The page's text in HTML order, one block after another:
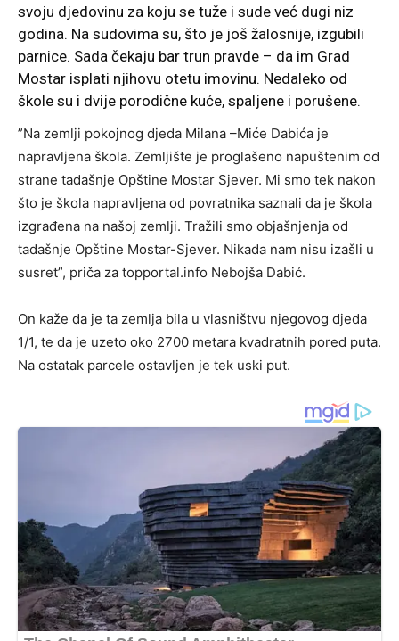
svoju djedovinu za koju se tuže i sude već dugi niz
godina. Na sudovima su, što je još žalosnije, izgubili
parnice. Sada čekaju bar trun pravde – da im Grad
Mostar isplati njihovu otetu imovinu. Nedaleko od
škole su i dvije porodične kuće, spaljene i porušene.
”Na zemlji pokojnog djeda Milana –Miće Dabića je
napravljena škola. Zemljište je proglašeno napuštenim od
strane tadašnje Opštine Mostar Sjever. Mi smo tek nakon
što je škola napravljena od povratnika saznali da je škola
izgrađena na našoj zemlji. Tražili smo objašnjenja od
tadašnje Opštine Mostar-Sjever. Nikada nam nisu izašli u
susret”, priča za topportal.info Nebojša Dabić.
On kaže da je ta zemlja bila u vlasništvu njegovog djeda
1/1, te da je uzeto oko 2700 metara kvadratnih pored puta.
Na ostatak parcele ostavljen je tek uski put.